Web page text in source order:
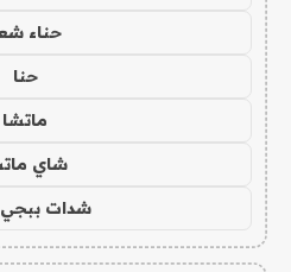
حناء
حنا
ماتشا
شاي
شدات ببجي